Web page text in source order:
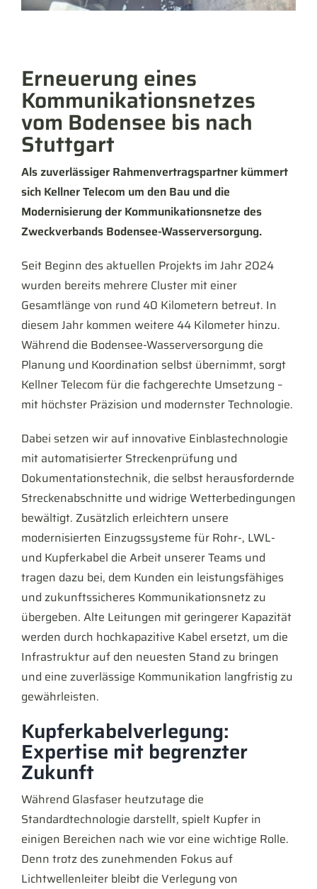
Erneuerung eines
Kommunikationsnetzes
vom Bodensee bis nach
Stuttgart
Als zuverlässiger Rahmenvertragspartner kümmert
sich Kellner Telecom um den Bau und die
Modernisierung der Kommunikationsnetze des
Zweckverbands Bodensee-Wasserversorgung.
Seit Beginn des aktuellen Projekts im Jahr 2024
wurden bereits mehrere Cluster mit einer
Gesamtlänge von rund 40 Kilometern betreut. In
diesem Jahr kommen weitere 44 Kilometer hinzu.
Während die Bodensee-Wasserversorgung die
Planung und Koordination selbst übernimmt, sorgt
Kellner Telecom für die fachgerechte Umsetzung –
mit höchster Präzision und modernster Technologie.
Dabei setzen wir auf innovative Einblastechnologie
mit automatisierter Streckenprüfung und
Dokumentationstechnik, die selbst herausfordernde
Streckenabschnitte und widrige Wetterbedingungen
bewältigt. Zusätzlich erleichtern unsere
modernisierten Einzugssysteme für Rohr-, LWL-
und Kupferkabel die Arbeit unserer Teams und
tragen dazu bei, dem Kunden ein leistungsfähiges
und zukunftssicheres Kommunikationsnetz zu
übergeben. Alte Leitungen mit geringerer Kapazität
werden durch hochkapazitive Kabel ersetzt, um die
Infrastruktur auf den neuesten Stand zu bringen
und eine zuverlässige Kommunikation langfristig zu
gewährleisten.
Kupferkabelverlegung:
Expertise mit begrenzter
Zukunft
Während Glasfaser heutzutage die
Standardtechnologie darstellt, spielt Kupfer in
einigen Bereichen nach wie vor eine wichtige Rolle.
Denn trotz des zunehmenden Fokus auf
Lichtwellenleiter bleibt die Verlegung von